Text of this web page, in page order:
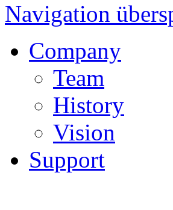
Navigation
Company
Team
History
Vision
Support